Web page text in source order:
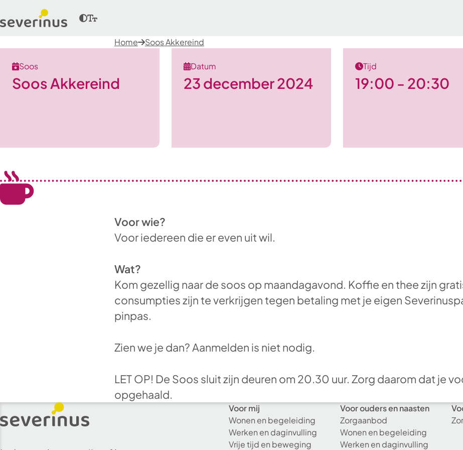
Home Soos Akkereind
Soos
Soos Akkereind
Datum
23 december 2024
Tijd
19:00 - 20:30
Voor wie?
Voor iedereen die er even uit wil.
Wat?
Kom gezellig naar de soos op maandagavond. Koffie en thee zijn
consumpties zijn te verkrijgen tegen betaling met je eigen
pinpas.
Zien we je dan? Aanmelden is niet nodig.
LET OP! De Soos sluit zijn deuren om 20.30 uur. Zorg daarom dat je
opgehaald.
Voor mij
Wonen en begeleiding
Werken en daginvulling
Vrije tijd en beweging
Voor ouders en naasten
Zorgaanbod
Wonen en begeleiding
Werken en daginvulling